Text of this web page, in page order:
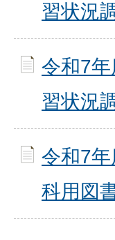
習状況
令和7
習状況
令和7
科用図